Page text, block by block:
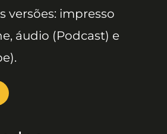
versões: impresso
áudio (Podcast) e